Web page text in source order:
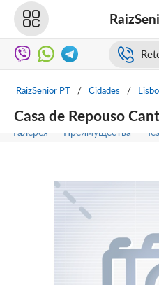
RaizSenior PT / Cidades /
Casa de Repouso
Галерея Преимущества